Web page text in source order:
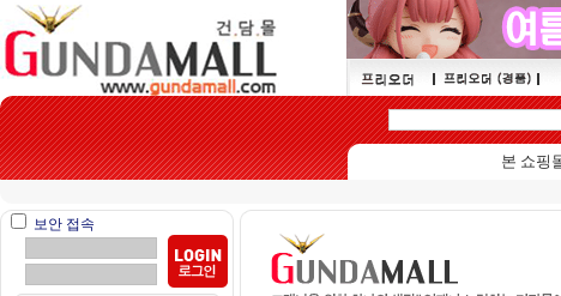
본 쇼핑몰은
보안 접속